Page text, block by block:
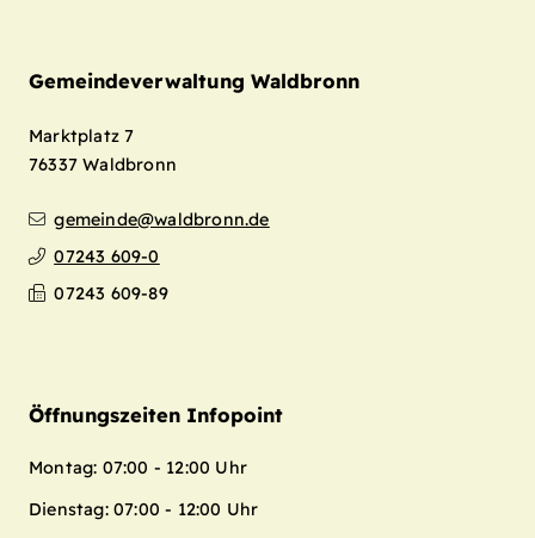
Gemeindeverwaltung Waldbronn
Marktplatz 7
76337 Waldbronn
gemeinde@waldbronn.de
07243 609-0
07243 609-89
Öffnungszeiten Infopoint
Montag: 07:00 - 12:00 Uhr
Dienstag: 07:00 - 12:00 Uhr